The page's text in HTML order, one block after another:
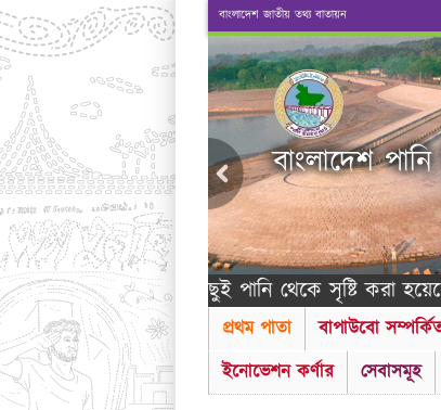
বাংলাদেশ জাতীয় তথ্য বাতায়ন
বাংলাদেশ
প্রানবন্ত সবকিছুই পানি থেকে সৃষ্টি করা হয়েছে -
প্রথম পাতা বাপাউবো
ইনোভেশন কর্ণার
সেবাসমূহ